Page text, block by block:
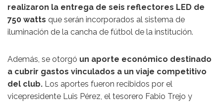
realizaron la entrega de seis reflectores LED de
750 watts que serán incorporados al sistema de
iluminación de la cancha de fútbol de la institución.
Además, se otorgó un aporte económico destinado
a cubrir gastos vinculados a un viaje competitivo
del club. Los aportes fueron recibidos por el
vicepresidente Luis Pérez, el tesorero Fabio Trejo y